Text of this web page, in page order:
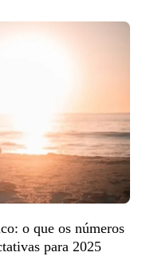
o que os números
para 2025